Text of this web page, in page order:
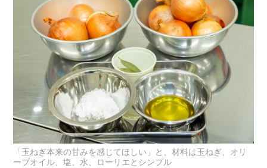
「玉ねぎ本来の甘みを感じてほしい」と、材料は玉ねぎ、オリ
ーブオイル、塩、水、ローリエとシンプル